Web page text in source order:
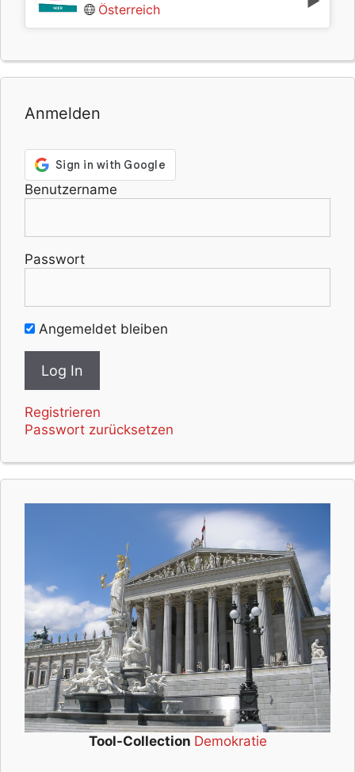
Österreich
Anmelden
Benutzername
Passwort
Angemeldet bleiben
Registrieren
Passwort zurücksetzen
Tool-Collection Demokratie